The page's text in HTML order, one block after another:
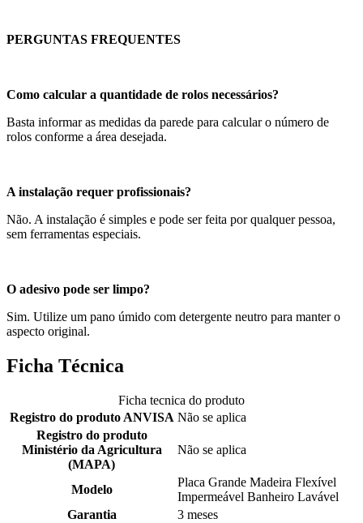
PERGUNTAS FREQUENTES
Como calcular a quantidade de rolos necessários?
Basta informar as medidas da parede para calcular o número de
rolos conforme a área desejada.
A instalação requer profissionais?
Não. A instalação é simples e pode ser feita por qualquer pessoa,
sem ferramentas especiais.
O adesivo pode ser limpo?
Sim. Utilize um pano úmido com detergente neutro para manter o
aspecto original.
Ficha Técnica
Ficha tecnica do produto
Registro do produto ANVISA Não se aplica
Registro do produto
Ministério da Agricultura
(MAPA)
Não se aplica
Modelo
Placa Grande Madeira Flexível
Impermeável Banheiro Lavável
Garantia
3 meses